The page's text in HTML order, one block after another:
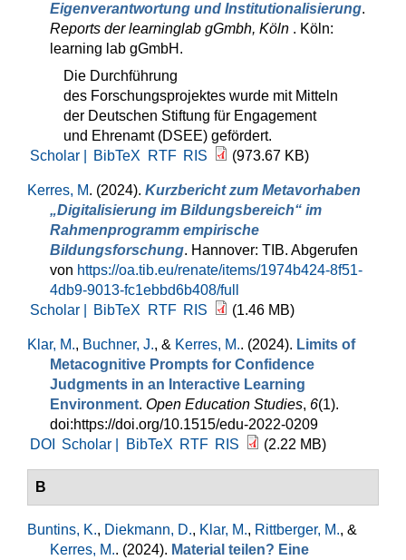
Eigenverantwortung und Institutionalisierung.
Reports der learninglab gGmbh, Köln . Köln:
learning lab gGmbH.
Die Durchführung
des Forschungsprojektes wurde mit Mitteln
der Deutschen Stiftung für Engagement
und Ehrenamt (DSEE) gefördert.
Scholar |
BibTeX RTF RIS (973.67 KB)
Kerres, M. (2024). Kurzbericht zum Metavorhaben
„Digitalisierung im Bildungsbereich“ im
Rahmenprogramm empirische
Bildungsforschung. Hannover: TIB. Abgerufen
von https://oa.tib.eu/renate/items/1974b424-8f51-
4db9-9013-fc1ebbd6b408/full
Scholar |
BibTeX RTF RIS (1.46 MB)
Klar, M., Buchner, J., & Kerres, M.. (2024). Limits of
Metacognitive Prompts for Confidence
Judgments in an Interactive Learning
Environment. Open Education Studies, 6(1).
doi:https://doi.org/10.1515/edu-2022-0209
DOI
Scholar | BibTeX RTF RIS (2.22 MB)
B
Buntins, K., Diekmann, D., Klar, M., Rittberger, M., &
Kerres, M.. (2024). Material teilen? Eine